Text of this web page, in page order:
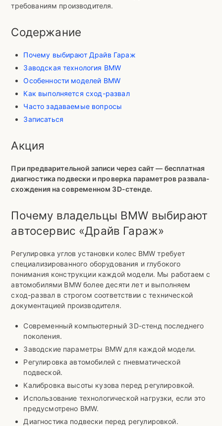
требованиям производителя.
Содержание
Почему выбирают Драйв Гараж
Заводская технология BMW
Особенности моделей BMW
Как выполняется сход-развал
Часто задаваемые вопросы
Записаться
Акция
При предварительной записи через сайт — бесплатная
диагностика подвески и проверка параметров развала-
схождения на современном 3D-стенде.
Почему владельцы BMW выбирают
автосервис «Драйв Гараж»
Регулировка углов установки колес BMW требует
специализированного оборудования и глубокого
понимания конструкции каждой модели. Мы работаем с
автомобилями BMW более десяти лет и выполняем
сход-развал в строгом соответствии с технической
документацией производителя.
Современный компьютерный 3D-стенд последнего
поколения.
Заводские параметры BMW для каждой модели.
Регулировка автомобилей с пневматической
подвеской.
Калибровка высоты кузова перед регулировкой.
Использование технологической нагрузки, если это
предусмотрено BMW.
Диагностика подвески перед регулировкой.